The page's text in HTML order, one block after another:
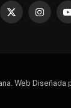
X
Web Diseñada